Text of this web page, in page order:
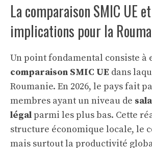
La comparaison SMIC UE
implications pour la
Un point fondamental consiste à
comparaison SMIC UE dans
Roumanie. En 2026, le pays fait
membres ayant un niveau de
légalparmi les plus bas. Cette
structure économique locale, le
mais surtout la productivité